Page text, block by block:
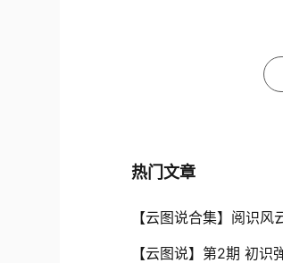
热门文章
【云图说合集】阅识
【云图说】第2期 初识